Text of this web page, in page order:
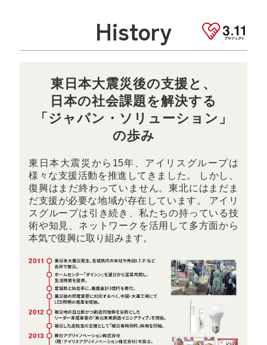
History
東日本大震災後の支援と、
日本の社会課題を解決する
「ジャパン・ソリューション」
の歩み
東日本大震災から15年、アイリスグループは
様々な支援活動を推進してきました。 しかし、
復興はまだ終わっていません。東北にはまだま
だ支援が必要な地域が存在しています。 アイリ
スグループは引き続き、私たちの持っている技
術や知見、ネットワークを活用して多方面から
本気で復興に取り組みます。